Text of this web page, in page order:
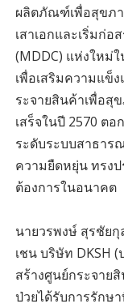
ผลิตภัณฑ์เพื่อสุขภ
เสาเอกและเริ่มก่
(MDDC) แห่งใหม่
เพื่อเสริมความแข็
ระจายสินค้าเพื่อสุ
เสร็จในปี 2570 ต
ระดับระบบสาธา
ความยืดหยุ่น ทรง
ต้องการในอนาคต
นายวรพงษ์ สุรชัย
เชน บริษัท DKSH
สร้างศูนย์กระจาย
ป่วยได้รับการรักษ